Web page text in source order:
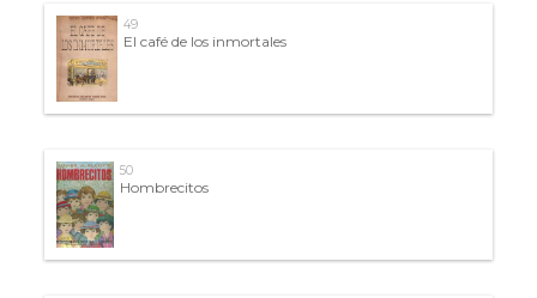
49
El café de los inmortales
50
Hombrecitos